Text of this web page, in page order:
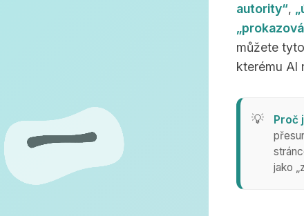
autority“,
můžete
kterému AI
Proč
jako